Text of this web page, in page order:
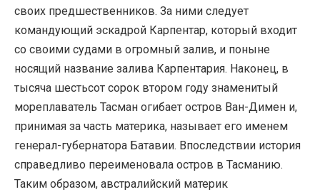
своих предшественников. За ними следует
командующий эскадрой Карпентар, который входит
со своими судами в огромный залив, и поныне
носящий название залива Карпентария. Наконец, в
тысяча шестьсот сорок втором году знаменитый
мореплаватель Тасман огибает остров Ван-Димен и,
принимая за часть материка, называет его именем
генерал-губернатора Батавии. Впоследствии история
справедливо переименовала остров в Тасманию.
Таким образом, австралийский материк